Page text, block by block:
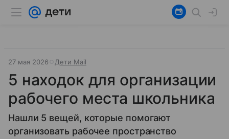
27 мая 2026 Дети Mail
5 находок для организации
рабочего места школьника
Нашли 5 вещей, которые помогают
организовать рабочее пространство